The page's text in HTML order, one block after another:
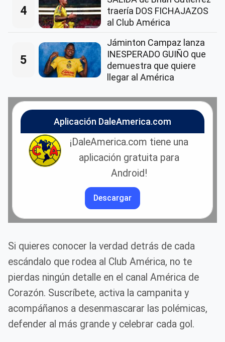
4
traería DOS FICHAJAZOS
al Club América
5
Jáminton Campaz lanza
INESPERADO GUIÑO que
demuestra que quiere
llegar al América
Aplicación DaleAmerica.com
¡DaleAmerica.com tiene una
aplicación gratuita para
Android!
Descargar
Si quieres conocer la verdad detrás de cada
escándalo que rodea al Club América, no te
pierdas ningún detalle en el canal América de
Corazón. Suscríbete, activa la campanita y
acompáñanos a desenmascarar las polémicas,
defender al más grande y celebrar cada gol.